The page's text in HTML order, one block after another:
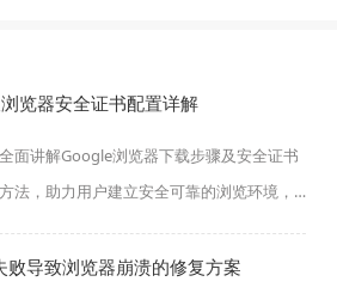
览器安全证书配置详解
面讲解Google浏览器下载步骤及安全证书
法，助力用户建立安全可靠的浏览环境，
明易懂，操作便捷。
导致浏览器崩溃的修复方案